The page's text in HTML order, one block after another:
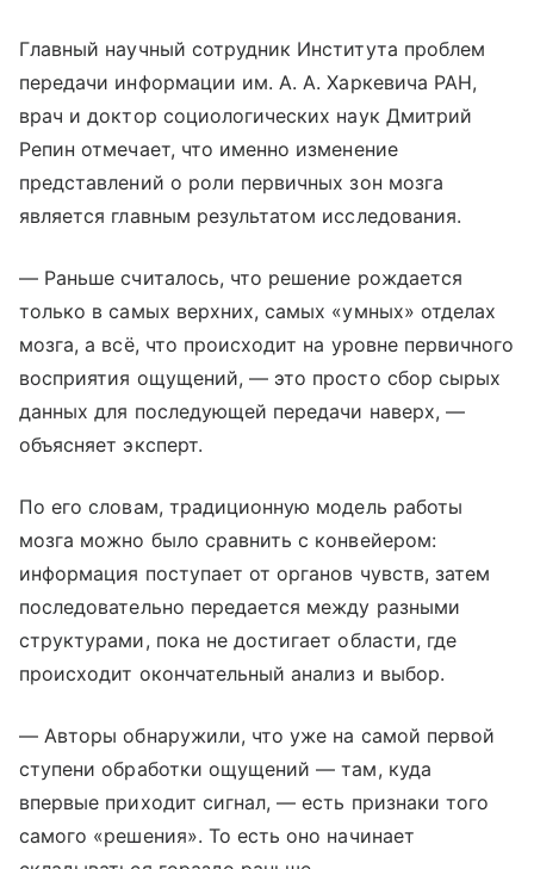
Главный научный сотрудник Института проблем
передачи информации им. А. А. Харкевича РАН,
врач и доктор социологических наук Дмитрий
Репин отмечает, что именно изменение
представлений о роли первичных зон мозга
является главным результатом исследования.
— Раньше считалось, что решение рождается
только в самых верхних, самых «умных» отделах
мозга, а всё, что происходит на уровне первичного
восприятия ощущений, — это просто сбор сырых
данных для последующей передачи наверх, —
объясняет эксперт.
По его словам, традиционную модель работы
мозга можно было сравнить с конвейером:
информация поступает от органов чувств, затем
последовательно передается между разными
структурами, пока не достигает области, где
происходит окончательный анализ и выбор.
— Авторы обнаружили, что уже на самой первой
ступени обработки ощущений — там, куда
впервые приходит сигнал, — есть признаки того
самого «решения». То есть оно начинает